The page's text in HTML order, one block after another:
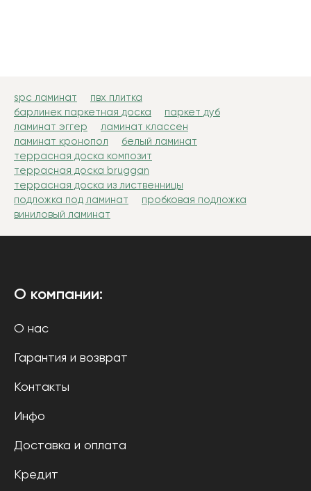
spc ламинат
пвх плитка
барлинек паркетная доска
паркет дуб
ламинат эггер
ламинат классен
ламинат кронопол
белый ламинат
террасная доска композит
террасная доска bruggan
террасная доска из лиственницы
подложка под ламинат
пробковая подложка
виниловый ламинат
О компании:
О нас
Гарантия и возврат
Контакты
Инфо
Доставка и оплата
Кредит